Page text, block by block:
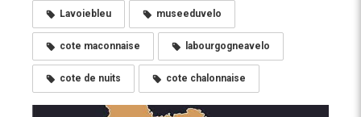
Lavoiebleu museeduvelo
cote maconnaise labourgogneavelo
cote de nuits cote chalonnaise